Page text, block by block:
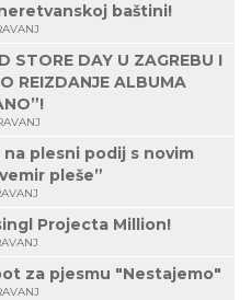
baštini!
STORE DAY U ZAGREBU I
REIZDANJE ALBUMA
na plesni podij s novim
pleše”
Projecta Million!
za pjesmu "Nestajemo"